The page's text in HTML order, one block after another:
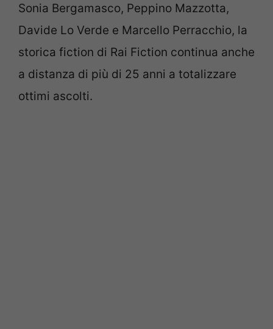
Sonia Bergamasco, Peppino Mazzotta,
Davide Lo Verde e Marcello Perracchio, la
storica fiction di Rai Fiction continua anche
a distanza di più di 25 anni a totalizzare
ottimi ascolti.